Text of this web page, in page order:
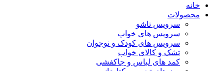
خانه
محصولات
سرویس تاشو
سرویس های خواب
سرویس های کودک و نوجوان
تشک و کالای خواب
کمد های لباس و جاکفشی